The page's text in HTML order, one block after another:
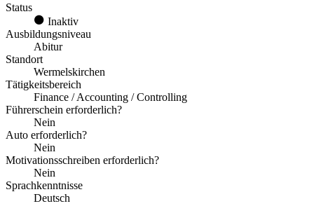
Status
Inaktiv
Ausbildungsniveau
Abitur
Standort
Wermelskirchen
Tätigkeitsbereich
Finance / Accounting / Controlling
Führerschein erforderlich?
Nein
Auto erforderlich?
Nein
Motivationsschreiben erforderlich?
Nein
Sprachkenntnisse
Deutsch